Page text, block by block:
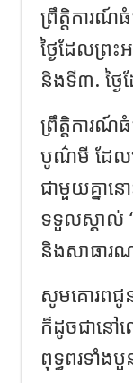
ព្រឹត្តិការ
ថ្ងៃដែលព្រ
និងទី៣. ថ្ងៃ
ព្រឹត្តិការណ៍
បូណ៌មី ដែលម
ជាមួយគ្នាន
ទទួលស្គាល់
និងសាធារ
សូមគោរពជូន
ក៏ដូចជានៅ
ពុទ្ធពរទាំង